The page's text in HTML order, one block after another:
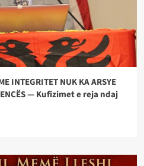
INTEGRITET NUK KA ARSYE
— Kufizimet e reja ndaj